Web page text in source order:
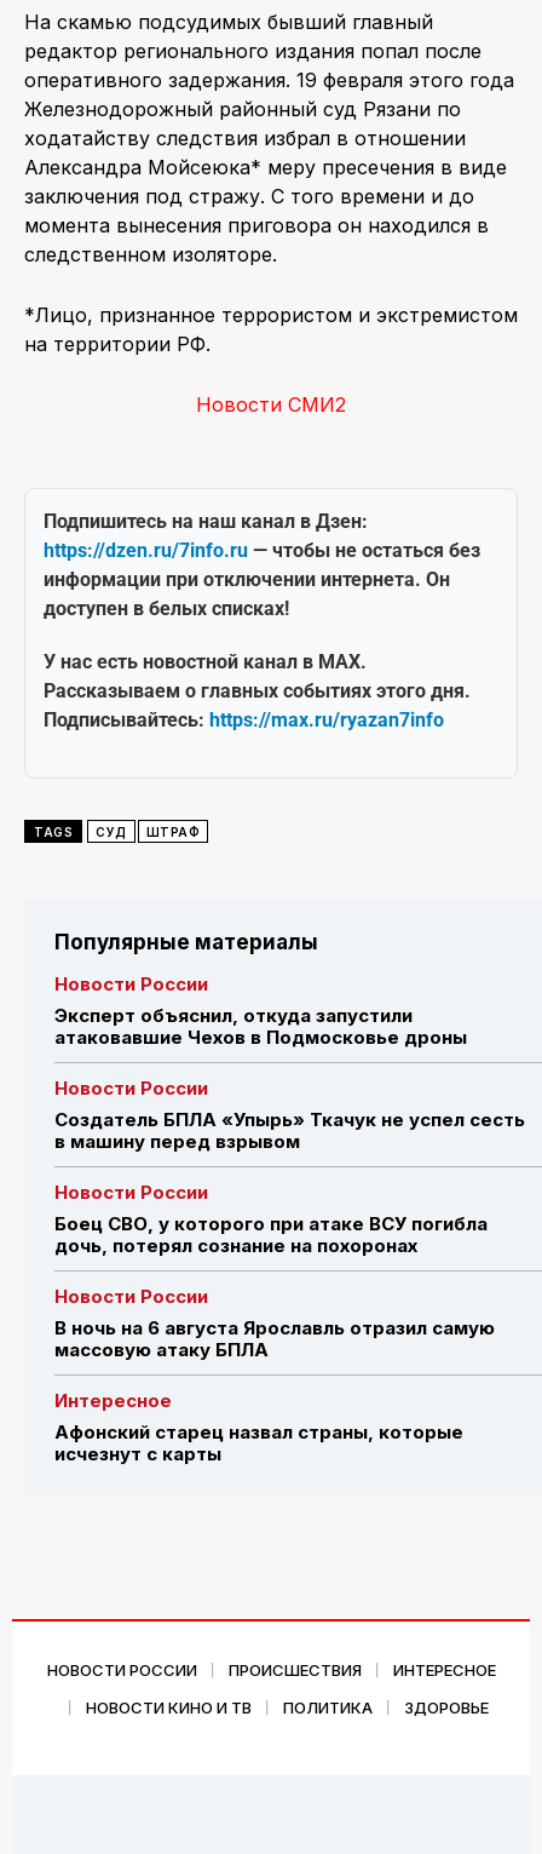
На скамью подсудимых бывший главный
редактор регионального издания попал после
оперативного задержания. 19 февраля этого года
Железнодорожный районный суд Рязани по
ходатайству следствия избрал в отношении
Александра Мойсеюка* меру пресечения в виде
заключения под стражу. С того времени и до
момента вынесения приговора он находился в
следственном изоляторе.
*Лицо, признанное террористом и экстремистом
на территории РФ.
Новости СМИ2
Подпишитесь на наш канал в Дзен:
https://dzen.ru/7info.ru — чтобы не остаться без
информации при отключении интернета. Он
доступен в белых списках!
У нас есть новостной канал в MAX.
Рассказываем о главных событиях этого дня.
Подписывайтесь: https://max.ru/ryazan7info
TAGS СУД ШТРАФ
Популярные материалы
Новости России
Эксперт объяснил, откуда запустили
атаковавшие Чехов в Подмосковье дроны
Новости России
Создатель БПЛА «Упырь» Ткачук не успел сесть
в машину перед взрывом
Новости России
Боец СВО, у которого при атаке ВСУ погибла
дочь, потерял сознание на похоронах
Новости России
В ночь на 6 августа Ярославль отразил самую
массовую атаку БПЛА
Интересное
Афонский старец назвал страны, которые
исчезнут с карты
НОВОСТИ РОССИИ ПРОИСШЕСТВИЯ
ИНТЕРЕСНОЕ
НОВОСТИ КИНО И ТВ
ПОЛИТИКА ЗДОРОВЬЕ